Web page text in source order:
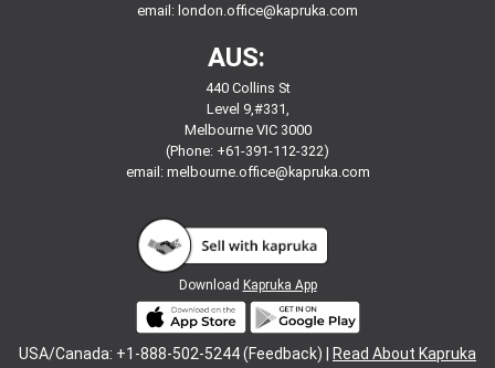
email: london.office@kapruka.com
AUS:
440 Collins St
Level 9,#331,
Melbourne VIC 3000
(Phone: +61-391-112-322)
email: melbourne.office@kapruka.com
Download Kapruka App
USA/Canada: +1-888-502-5244 (Feedback) | Read About Kapruka